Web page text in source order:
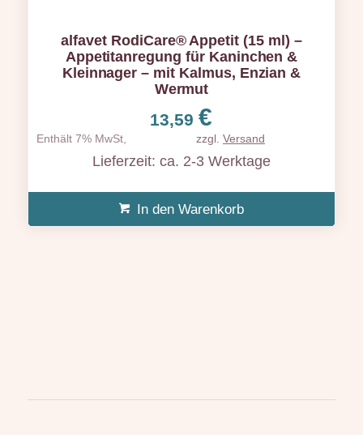
alfavet RodiCare® Appetit (15 ml) –
Appetitanregung für Kaninchen &
Kleinnager – mit Kalmus, Enzian &
Wermut
13,59€
Enthält 7% MwSt, zzgl. Versand
Lieferzeit: ca. 2-3 Werktage
In den Warenkorb